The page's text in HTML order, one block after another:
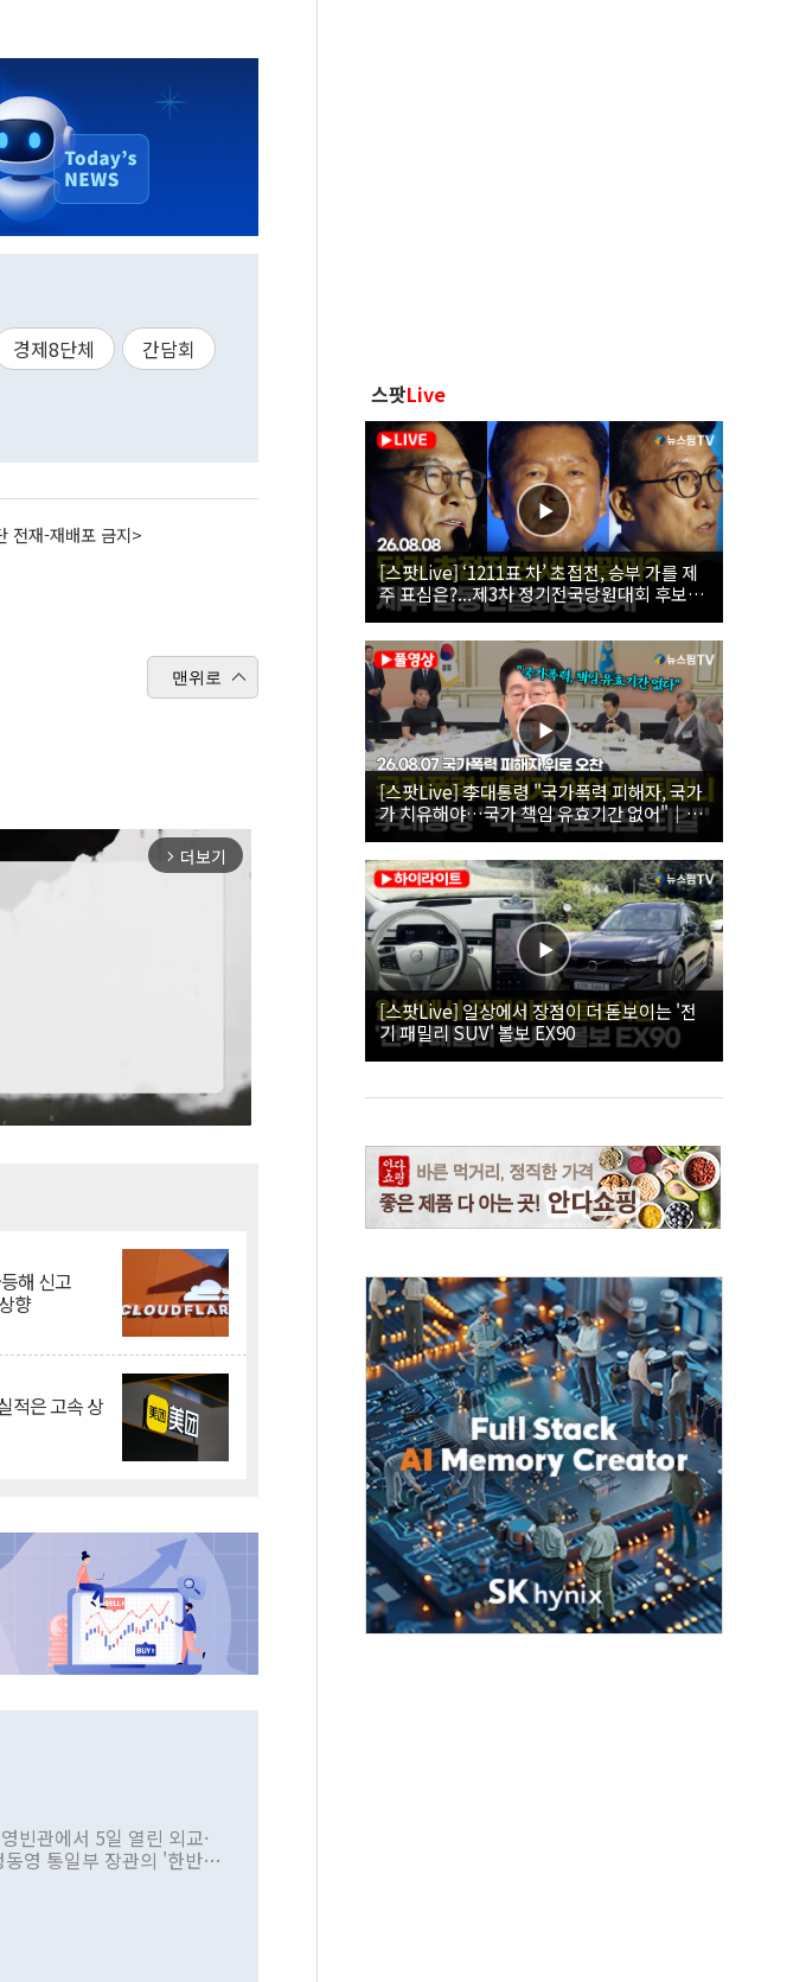
경제8단체
간담회
전재-재배포 금지>
맨위로
arrow_forward_ios 더보기
해 신고
향
적은 고속 상
빈관에서 5일 열린 외교·
영 통일부 장관의 '한반도
책으로 추진하겠다고 공
을 내놨다. 그동안 정 장
스팟Live
[스팟Live] ‘1211표 차’ 초접전, 승부 가를 제
주 표심은?...제3차 정기전국당원대회 후보자
제주 합동연설회 생중계 | 26.08.08
[스팟Live] 李대통령 "국가폭력 피해자, 국가
가 치유해야…국가 책임 유효기간 없어"｜
26.08.07 국가폭력 피해자 위로 오찬
[스팟Live] 일상에서 장점이 더 돋보이는 '전
기 패밀리 SUV' 볼보 EX90